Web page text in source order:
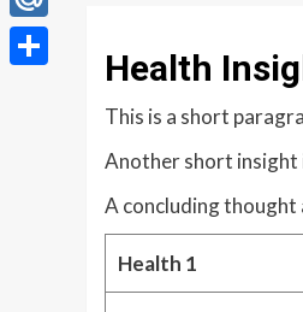
Health
This is a short
Another short insight
A concluding
Health 1
Mail.Ru
Отправить